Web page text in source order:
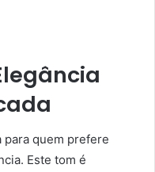
para quem prefere
Este tom é